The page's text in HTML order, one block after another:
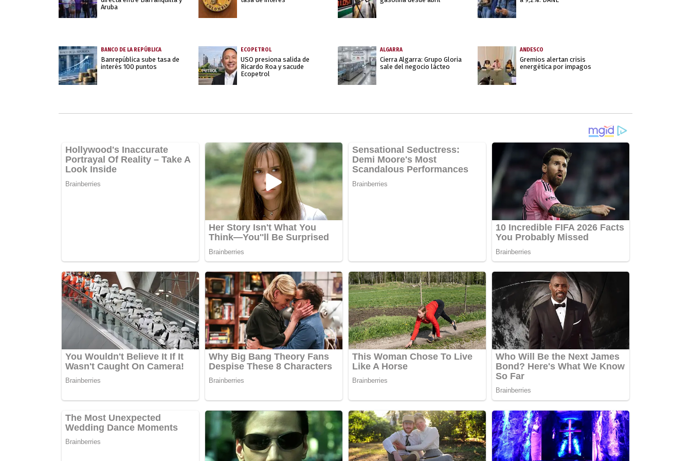
Aruba
BANCO DE LA REPÚBLICA
Banrepública sube tasa de
interés 100 puntos
ECOPETROL
USO presiona salida de
Ricardo Roa y sacude
Ecopetrol
ALGARRA
Cierra Algarra: Grupo Gloria
sale del negocio lácteo
ANDESCO
Gremios alertan crisis
energética por impagos